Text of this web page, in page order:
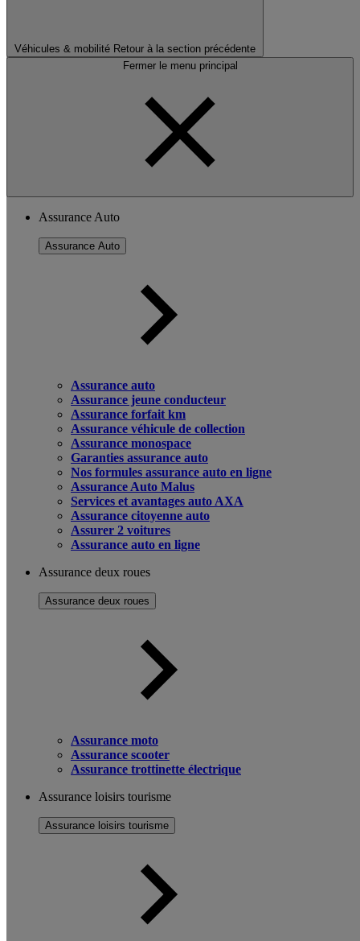
Véhicules & mobilité Retour à la section précédente
Fermer le menu principal
Assurance Auto
Assurance Auto
Assurance auto
Assurance jeune conducteur
Assurance forfait km
Assurance véhicule de collection
Assurance monospace
Garanties assurance auto
Nos formules assurance auto en ligne
Assurance Auto Malus
Services et avantages auto AXA
Assurance citoyenne auto
Assurer 2 voitures
Assurance auto en ligne
Assurance deux roues
Assurance deux roues
Assurance moto
Assurance scooter
Assurance trottinette électrique
Assurance loisirs tourisme
Assurance loisirs tourisme